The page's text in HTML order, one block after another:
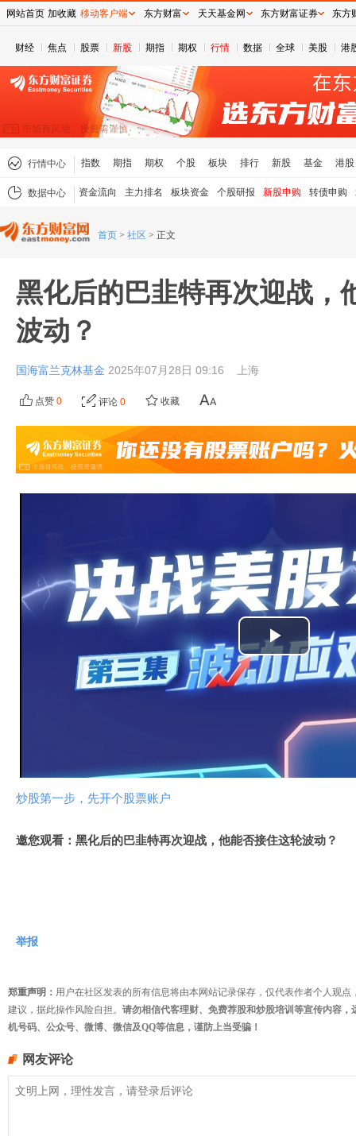
财经 焦点 股票 新股 期指 期权 行情 数据 全球 美股 港
行情中心 指数 期指 期权 个股 板块 排行 新股 基金 港股
数据中心 资金流向 主力排名 板块资金 个股研报 新股申购 转债申购
首页 > 社区 > 正文
黑化后的巴韭特再次迎战，
波动？
国海富兰克林基金 2025年07月28日 09:16 上海
点赞 0 评论 0 收藏
播
放
视
频
炒股第一步，先开个股票账户
邀您观看：黑化后的巴韭特再次迎战，他能否接住这轮波动？
举报
郑重声明： 用户在社区发表的所有信息将由本网站记录保存，仅代表作者个人观
建议，据此操作风险自担。 请勿相信代客理财、免费荐股和炒股培训等宣传内容
机号码、公众号、微博、微信及QQ等信息，谨防上当受骗！
网友评论
网站首页 加收藏 移动客户端 东方财富 天天基金网 东方财富证券 东方